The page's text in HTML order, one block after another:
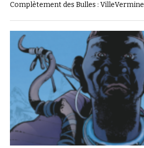
Complètement des Bulles : VilleVermine